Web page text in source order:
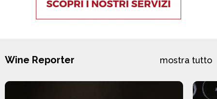
Wine Reporter mostra tutto